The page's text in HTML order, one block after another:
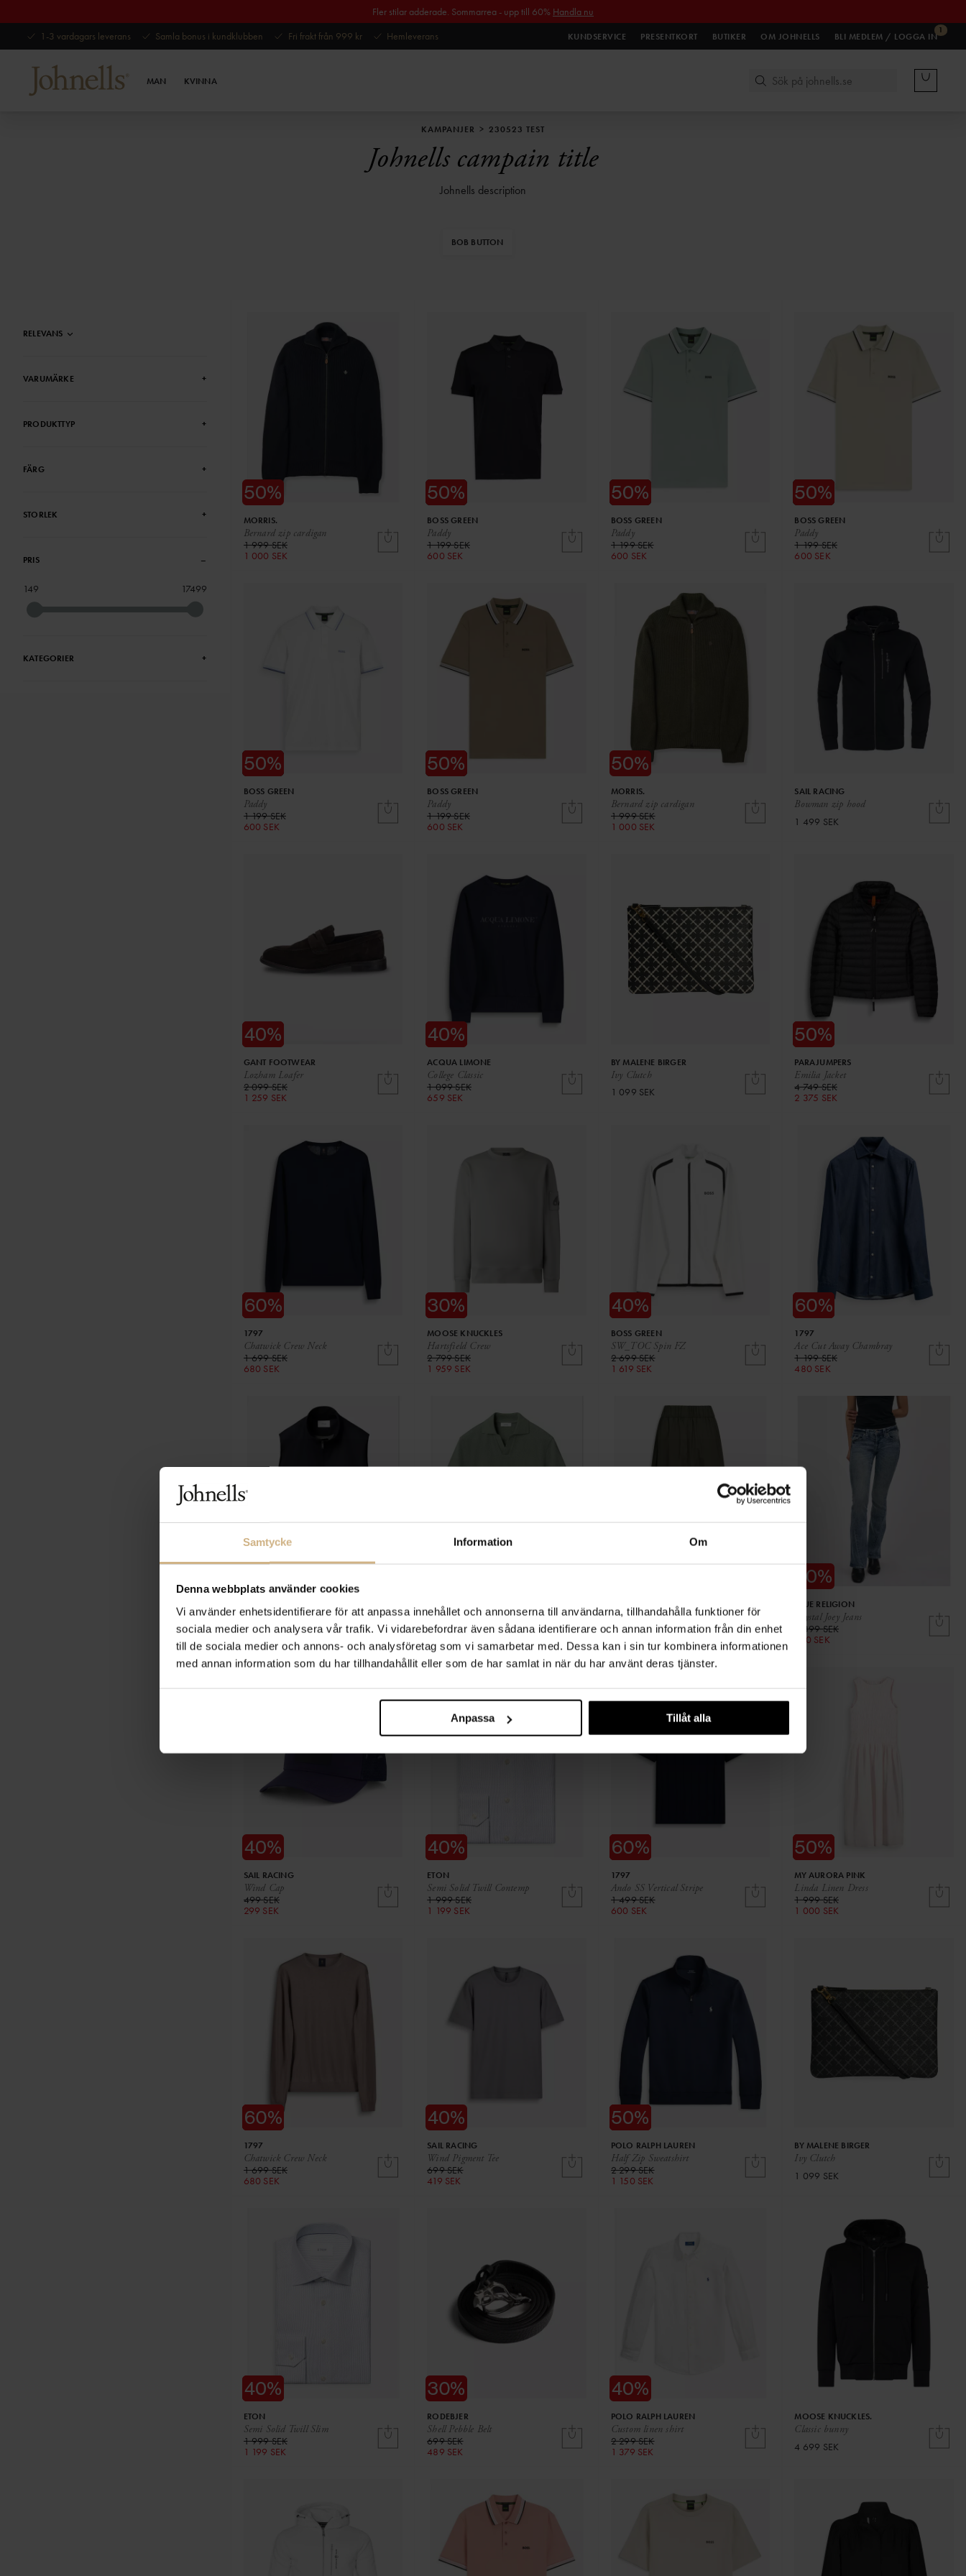
Samtycke Information Om
Denna webbplats använder cookies
Vi använder enhetsidentifierare för att anpassa innehållet och annonserna till användarna, tillhandahålla funktioner för
sociala medier och analysera vår trafik. Vi vidarebefordrar även sådana identifierare och annan information från din enhet
till de sociala medier och annons- och analysföretag som vi samarbetar med. Dessa kan i sin tur kombinera informationen
med annan information som du har tillhandahållit eller som de har samlat in när du har använt deras tjänster.
Anpassa Tillåt alla
Fler stilar adderade. Sommarrea - upp till 60% Handla nu
1-3 vardagars leverans
Samla bonus i kundklubben Fri frakt från 999 kr Hemleverans KUNDSERVICE PRESENTKORT BUTIKER OM JOHNELLS
1
BLI MEDLEM / LOGGA IN
MAN KVINNA
KAMPANJER 230523 TEST
Johnells campain title
Johnells description
BOB BUTTON
RELEVANS
KATEGORIER +
VARUMÄRKE +
PRODUKTTYP +
FÄRG +
STORLEK +
PRIS –
149 17499
Bernard zip cardigan
MORRIS.
1 999 SEK
1 000 SEK
Paddy
BOSS GREEN
1 199 SEK
600 SEK
Paddy
BOSS GREEN
1 199 SEK
600 SEK
Paddy
BOSS GREEN
1 199 SEK
600 SEK
Paddy
BOSS GREEN
1 199 SEK
600 SEK
Paddy
BOSS GREEN
1 199 SEK
600 SEK
Bernard zip cardigan
MORRIS.
1 999 SEK
1 000 SEK
Bowman zip hood
SAIL RACING
1 499 SEK
Lozham Loafer
GANT FOOTWEAR
2 099 SEK
1 259 SEK
College Classic
ACQUA LIMONE
1 099 SEK
659 SEK
Ivy Clutch
BY MALENE BIRGER
1 099 SEK
Emilia Jacket
PARAJUMPERS
4 749 SEK
2 375 SEK
Chatwick Crew Neck
1797
1 699 SEK
680 SEK
Hartsfield Crew
MOOSE KNUCKLES
2 799 SEK
1 959 SEK
SW_TOC Spin FZ
BOSS GREEN
2 699 SEK
1 619 SEK
Ace Cut Away Chambray
1797
1 199 SEK
480 SEK
Lightweight Wind Vest
3 999 SEK
2 399 SEK
Waffle Open Collar Polo
ETON
1 999 SEK
Yara poplin skirt
749 SEK
449 SEK
Crystal Joey Jeans
TRUE RELIGION
1 399 SEK
700 SEK
Wind Cap
SAIL RACING
499 SEK
299 SEK
Semi Solid Twill Contemp
ETON
1 999 SEK
1 199 SEK
Ando SS Vertical Stripe
1797
1 499 SEK
600 SEK
Linda Linen Dress
MY AURORA PINK
1 999 SEK
1 000 SEK
Chatwick Crew Neck
1797
1 699 SEK
680 SEK
Wind Pigment Tee
SAIL RACING
699 SEK
419 SEK
Half Zip Sweatshirt
POLO RALPH LAUREN
2 299 SEK
1 150 SEK
Ivy Clutch
BY MALENE BIRGER
1 099 SEK
Semi Solid Twill Slim
ETON
1 999 SEK
1 199 SEK
Shell Pebble Belt
RODEBJER
699 SEK
489 SEK
Custom linen shirt
POLO RALPH LAUREN
2 299 SEK
1 379 SEK
Classic bunny
MOOSE KNUCKLES.
4 699 SEK